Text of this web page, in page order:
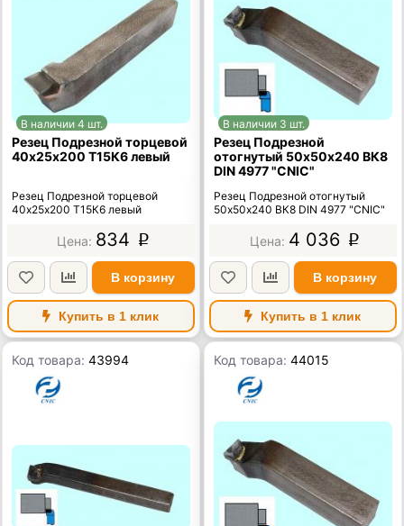
В наличии 4 шт.
Резец Подрезной торцевой
40х25х200 Т15К6 левый
Резец Подрезной торцевой
40х25х200 Т15К6 левый
834 p
В корзину
Купить в 1 клик
В наличии 3 шт.
Резец Подрезной
отогнутый 50х50х240 ВК8
DIN 4977 "CNIC"
Резец Подрезной отогнутый
50х50х240 ВК8 DIN 4977 "CNIC"
4 036 p
В корзину
Купить в 1 клик
Код товара:43994 Код товара:44015